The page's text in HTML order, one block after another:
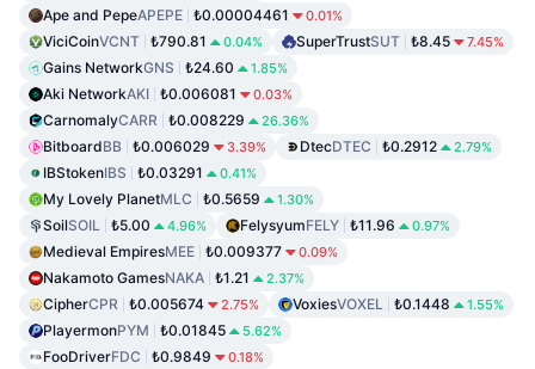
Ape and PepeAPEPE ₺0.00004461 0.01%
ViciCoinVCNT ₺790.81 0.04% SuperTrustSUT ₺8.45 7.45%
Gains NetworkGNS ₺24.60 1.85%
Aki NetworkAKI ₺0.006081 0.03%
CarnomalyCARR ₺0.008229 26.36%
BitboardBB ₺0.006029 3.39% DtecDTEC ₺0.2912 2.79%
IBStokenIBS ₺0.03291 0.41%
My Lovely PlanetMLC ₺0.5659 1.30%
SoilSOIL ₺5.00 4.96% FelysyumFELY ₺11.96 0.97%
Medieval EmpiresMEE ₺0.009377 0.09%
Nakamoto GamesNAKA ₺1.21 2.37%
CipherCPR ₺0.005674 2.75% VoxiesVOXEL ₺0.1448 1.55%
PlayermonPYM ₺0.01845 5.62%
FooDriverFDC ₺0.9849 0.18%